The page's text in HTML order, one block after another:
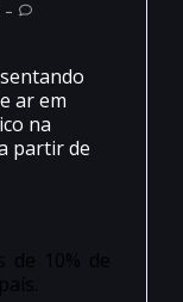
ar em
na
partir de
de 10% de